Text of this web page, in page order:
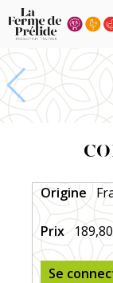
Origine
Prix
Se